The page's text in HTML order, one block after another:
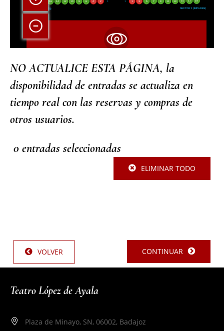

Escenario
1
2
4
6
8
10
12
14
16
18
20
SECTOR 1 (PARES)
19
17
15
13
11
9
7
5
3
1
1
SECTOR 1 (IMPARES)
NO ACTUALICE ESTA PÁGINA, la
disponibilidad de entradas se actualiza en
tiempo real con las reservas y compras de
otros usuarios.
0entradas seleccionadas
ELIMINAR TODO
VOLVER CONTINUAR
Teatro López de Ayala
Plaza de Minayo, SN, 06002, Badajoz